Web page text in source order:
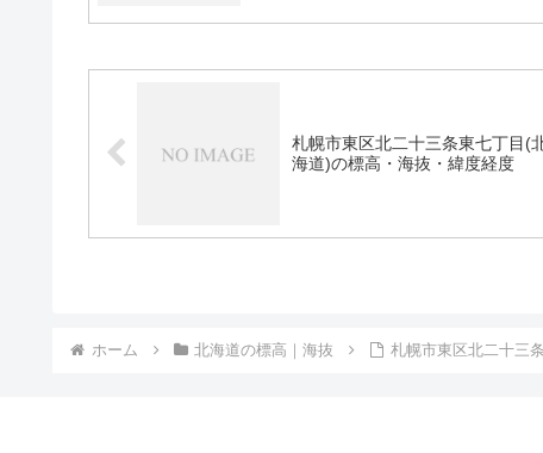
札幌市東区北二十三条東七丁目(
海道)の標高・海抜・緯度経度
ホーム 北海道の標高｜海抜 札幌市東区北二十三